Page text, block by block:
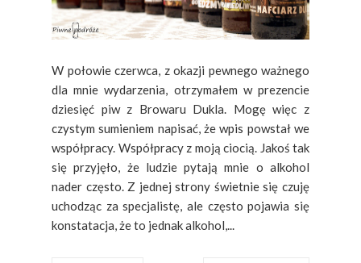
W połowie czerwca, z okazji pewnego ważnego
dla mnie wydarzenia, otrzymałem w prezencie
dziesięć piw z Browaru Dukla. Mogę więc z
czystym sumieniem napisać, że wpis powstał we
współpracy. Współpracy z moją ciocią. Jakoś tak
się przyjęło, że ludzie pytają mnie o alkohol
nader często. Z jednej strony świetnie się czuję
uchodząc za specjalistę, ale często pojawia się
konstatacja, że to jednak alkohol,...